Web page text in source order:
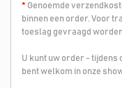
* Genoemde
binnen een order. Voor
toeslag gevraagd
U kunt uw order - tijdens
bent welkom in onze